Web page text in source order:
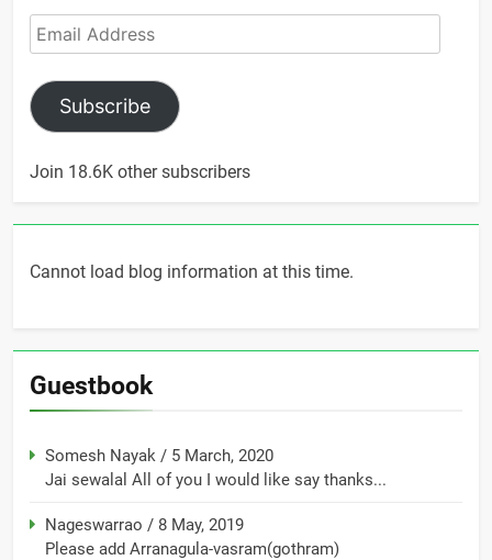
Email
Address
Subscribe
Join 18.6K other subscribers
Cannot load blog information at this time.
Guestbook
Somesh Nayak / 5 March, 2020
Jai sewalal All of you I would like say thanks...
Nageswarrao / 8 May, 2019
Please add Arranagula-vasram(gothram)